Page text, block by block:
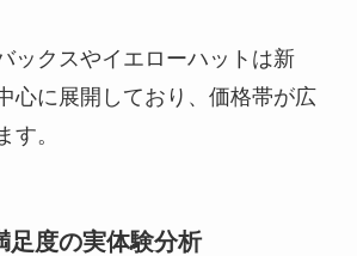
ックスやイエローハットは新
心に展開しており、価格帯が広
す。
足度の実体験分析